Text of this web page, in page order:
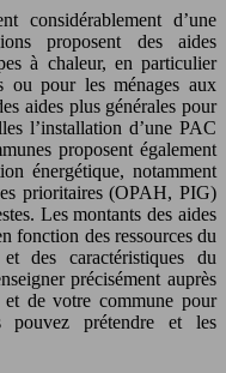
considérablement d’une
proposent des aides
à chaleur, en particulier
ou pour les ménages aux
aides plus générales pour
l’installation d’une PAC
proposent également
énergétique, notamment
prioritaires (OPAH, PIG)
Les montants des aides
fonction des ressources du
des caractéristiques du
précisément auprès
de votre commune pour
pouvez prétendre et les